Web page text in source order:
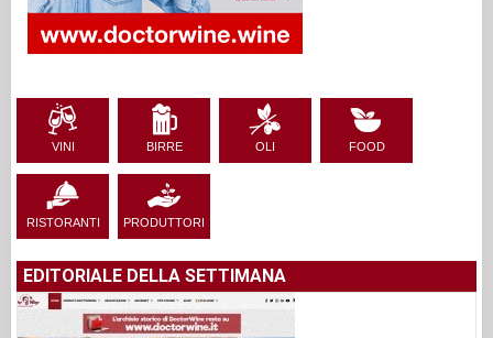
VINI BIRRE OLI FOOD
RISTORANTI PRODUTTORI
EDITORIALE DELLA SETTIMANA